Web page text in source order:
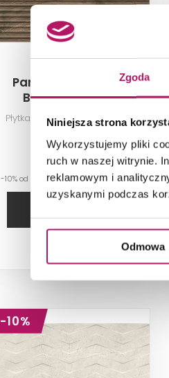
Zgoda
Niniejsza strona
Wykorzystujemy pliki
ruch w naszej witrynie.
reklamowym i
uzyskanymi podczas
Odmowa
Paradyż Afternoon
Brown Ściana A
Struktura Rekt.
Płytka ścienna, 29,8x59,8 cm
102,90 PLN
-10% od 114,70 PLN najniższa cena
-10%